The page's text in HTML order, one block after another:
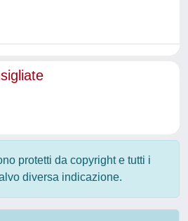
protetti da copyright e tutti i
diversa indicazione.